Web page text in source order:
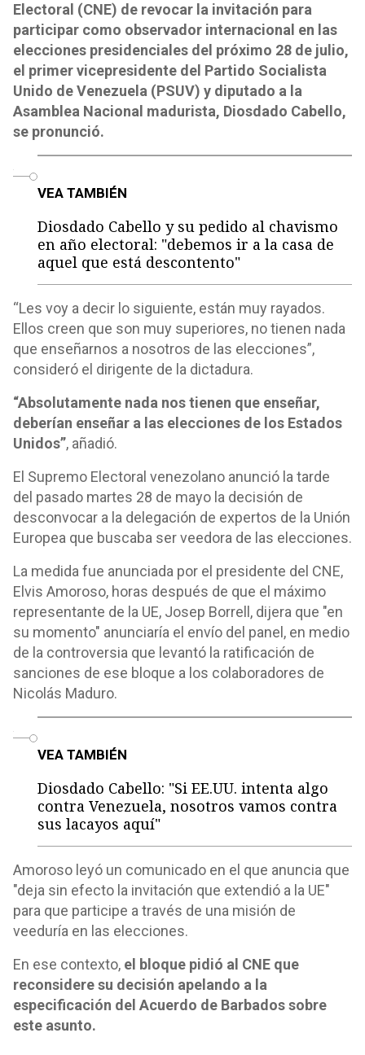
Electoral (CNE) de revocar la invitación para
participar como observador internacional en las
elecciones presidenciales del próximo 28 de julio,
el primer vicepresidente del Partido Socialista
Unido de Venezuela (PSUV) y diputado a la
Asamblea Nacional madurista, Diosdado Cabello,
se pronunció.
VEA TAMBIÉN
Diosdado Cabello y su pedido al chavismo
en año electoral: "debemos ir a la casa de
aquel que está descontento"
“Les voy a decir lo siguiente, están muy rayados.
Ellos creen que son muy superiores, no tienen nada
que enseñarnos a nosotros de las elecciones”,
consideró el dirigente de la dictadura.
“Absolutamente nada nos tienen que enseñar,
deberían enseñar a las elecciones de los Estados
Unidos”, añadió.
El Supremo Electoral venezolano anunció la tarde
del pasado martes 28 de mayo la decisión de
desconvocar a la delegación de expertos de la Unión
Europea que buscaba ser veedora de las elecciones.
La medida fue anunciada por el presidente del CNE,
Elvis Amoroso, horas después de que el máximo
representante de la UE, Josep Borrell, dijera que "en
su momento" anunciaría el envío del panel, en medio
de la controversia que levantó la ratificación de
sanciones de ese bloque a los colaboradores de
Nicolás Maduro.
VEA TAMBIÉN
Diosdado Cabello: "Si EE.UU. intenta algo
contra Venezuela, nosotros vamos contra
sus lacayos aquí"
Amoroso leyó un comunicado en el que anuncia que
"deja sin efecto la invitación que extendió a la UE"
para que participe a través de una misión de
veeduría en las elecciones.
En ese contexto, el bloque pidió al CNE que
reconsidere su decisión apelando a la
especificación del Acuerdo de Barbados sobre
este asunto.